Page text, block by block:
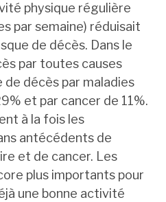
physique régulière
par semaine) réduisait
de décès. Dans le
par toutes causes
décès par maladies
et par cancer de 11%.
à la fois les
antécédents de
et de cancer. Les
plus importants pour
une bonne activité